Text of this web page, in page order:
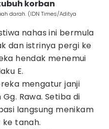
korban
darah. (IDN Times/Aditya
nahas ini bermula
dan istrinya pergi ke
hendak menemui
E.
mengatur janji
Rawa. Setiba di
langsung menikam
tanah.